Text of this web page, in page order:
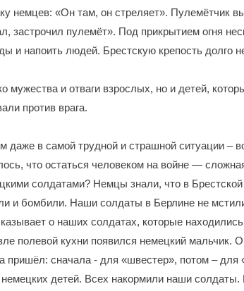
немцев: «Он там, он стреляет». Пулемётчик
застрочил пулемёт». Под прикрытием огня
и напоить людей. Брестскую крепость долго
мужества и отваги взрослых, но и детей,
против врага.
даже в самой трудной и страшной ситуации –
что остаться человеком на войне —
солдатами? Немцы знали, что в Брестской
и бомбили. Наши солдаты в Берлине не
о наших солдатах, которые
полевой кухни появился немецкий мальчик.
пришёл: сначала - для «швестер», потом – для
немецких детей. Всех накормили наши